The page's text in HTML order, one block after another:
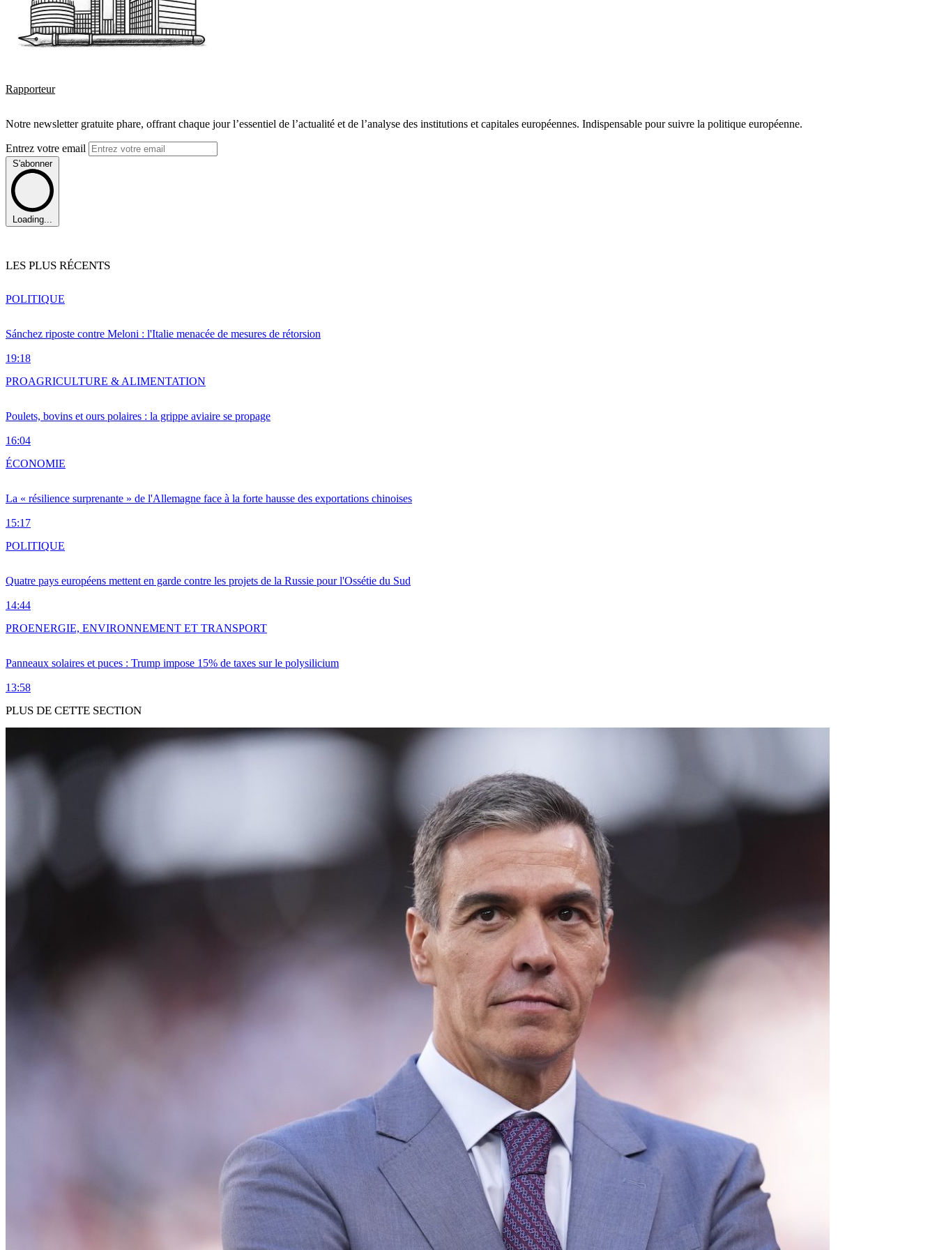
Rapporteur
Notre newsletter gratuite phare, offrant chaque jour l’essentiel de l’actualité et de l’analyse des institutions et capitales européennes. Indispensable pour suivre la politique européenne.
Entrez votre email
S'abonner
Loading...
LES PLUS RÉCENTS
Sánchez riposte contre Meloni : l'Italie menacée de mesures de rétorsion
19:18
POLITIQUE
Poulets, bovins et ours polaires : la grippe aviaire se propage
16:04
PROAGRICULTURE & ALIMENTATION
La « résilience surprenante » de l'Allemagne face à la forte hausse des exportations chinoises
15:17
ÉCONOMIE
Quatre pays européens mettent en garde contre les projets de la Russie pour l'Ossétie du Sud
14:44
POLITIQUE
Panneaux solaires et puces : Trump impose 15% de taxes sur le polysilicium
13:58
PROENERGIE, ENVIRONNEMENT ET TRANSPORT
PLUS DE CETTE SECTION